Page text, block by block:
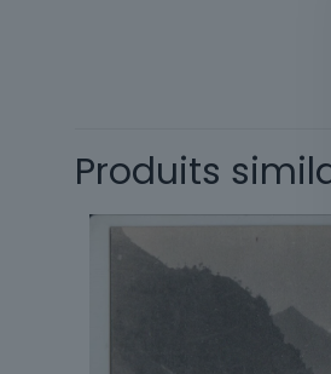
Produits